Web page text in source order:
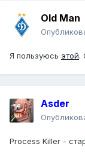
Old Man
Я пользуюсь этой.
Asder
Process Killer -